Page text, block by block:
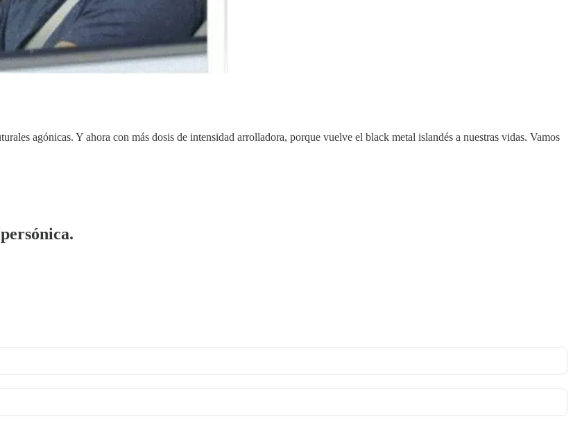
agónicas. Y ahora con más dosis de intensidad arrolladora, porque vuelve el black metal islandés a nuestras vidas. Vamos